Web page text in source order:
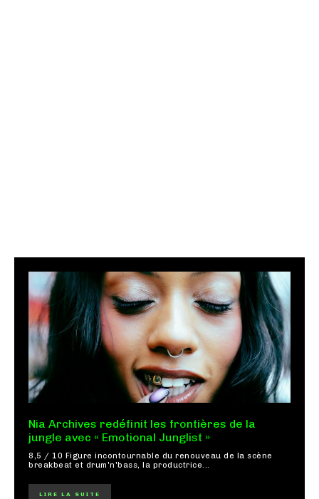
Nia Archives redéfinit les frontières de la
jungle avec « Emotional Junglist »
8,5 / 10 Figure incontournable du renouveau de la scène
breakbeat et drum'n'bass, la productrice...
LIRE LA SUITE